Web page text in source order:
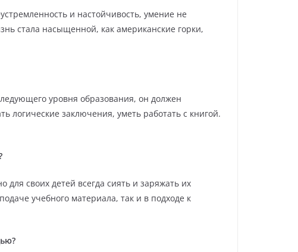
и настойчивость, умение не
стала насыщенной, как американские горки,
уровня образования, он должен
логические заключения, уметь работать с книгой.
своих детей всегда сиять и заряжать их
учебного материала, так и в подходе к